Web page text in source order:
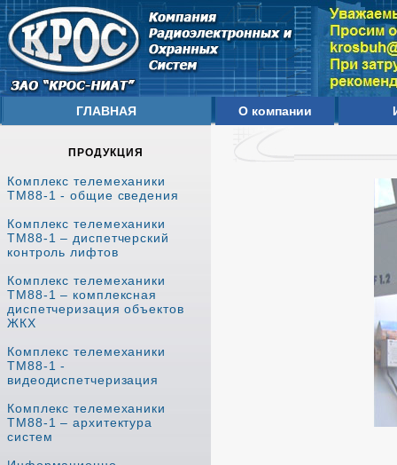
ГЛАВНАЯ
ПРОДУКЦИЯ
Комплекс телемеханики
ТМ88-1 - общие сведения
Комплекс телемеханики
ТМ88-1 – диспетчерский
контроль лифтов
Комплекс телемеханики
ТМ88-1 – комплексная
диспетчеризация объектов
ЖКХ
Комплекс телемеханики
ТМ88-1 -
видеодиспетчеризация
Комплекс телемеханики
ТМ88-1 – архитектура
систем
О компании